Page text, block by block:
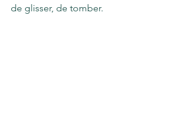
de glisser, de tomber.